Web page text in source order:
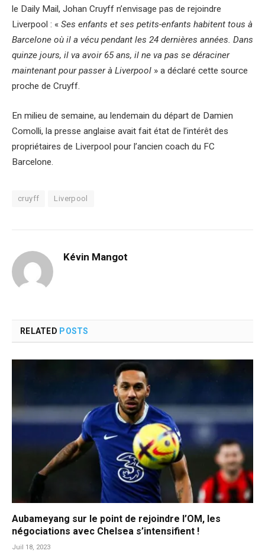
le Daily Mail, Johan Cruyff n’envisage pas de rejoindre
Liverpool : « Ses enfants et ses petits-enfants habitent tous à
Barcelone où il a vécu pendant les 24 dernières années. Dans
quinze jours, il va avoir 65 ans, il ne va pas se déraciner
maintenant pour passer à Liverpool » a déclaré cette source
proche de Cruyff.
En milieu de semaine, au lendemain du départ de Damien
Comolli, la presse anglaise avait fait état de l’intérêt des
propriétaires de Liverpool pour l’ancien coach du FC
Barcelone.
cruyff Liverpool
Kévin Mangot
RELATED POSTS
Aubameyang sur le point de rejoindre l’OM, les
négociations avec Chelsea s’intensifient !
Juil 18, 2023